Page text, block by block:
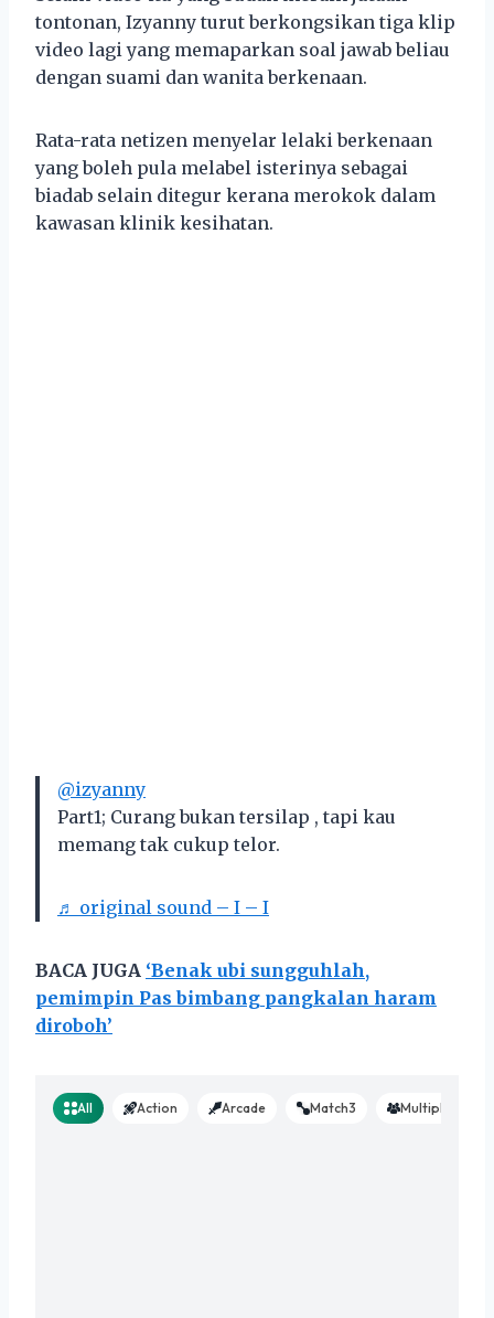
tontonan, Izyanny turut berkongsikan tiga klip
video lagi yang memaparkan soal jawab beliau
dengan suami dan wanita berkenaan.
Rata-rata netizen menyelar lelaki berkenaan
yang boleh pula melabel isterinya sebagai
biadab selain ditegur kerana merokok dalam
kawasan klinik kesihatan.
@izyanny
Part1; Curang bukan tersilap , tapi kau
memang tak cukup telor.
♬ original sound – I – I
BACA JUGA ‘Benak ubi sungguhlah,
pemimpin Pas bimbang pangkalan haram
diroboh’